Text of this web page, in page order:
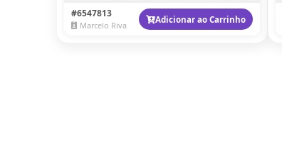
#6547813
Marcelo Riva
Adicionar ao Carrinho